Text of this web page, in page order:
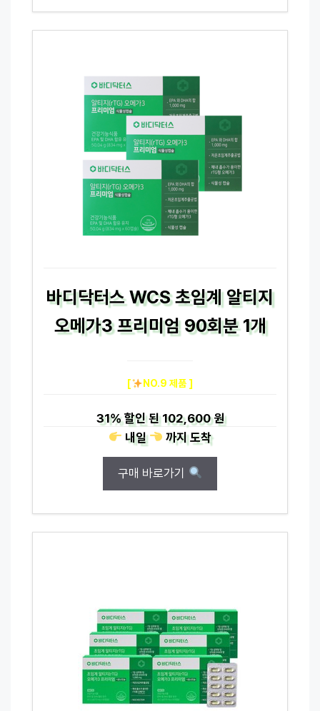
바디닥터스 WCS 초임계 알티지
오메가3 프리미엄 90회분 1개
[ NO.9 제품 ]
31%할인 된102,600 원
내일
까지도착
구매 바로가기